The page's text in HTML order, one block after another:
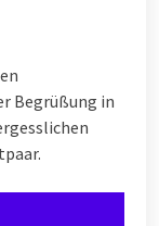
Begrüßung in